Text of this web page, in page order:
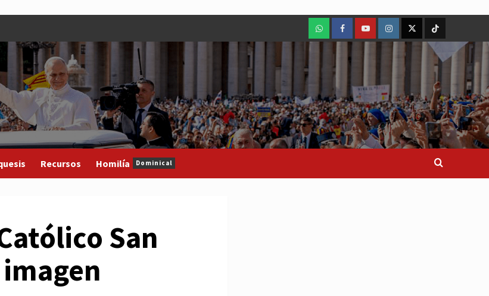
WhatsAppFacebookYoutubeInstagram
X TikTok
Recursos Homilía Dominical
San